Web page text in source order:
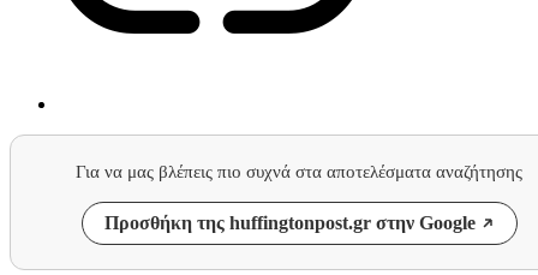
Για να μας βλέπεις πιο συχνά στα αποτελέσματα αναζήτησης
Προσθήκη της huffingtonpost.gr στην Google